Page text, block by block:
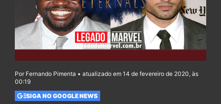
Por Fernando Pimenta • atualizado em 14 de fevereiro de 2020, às
00:19
SIGA NO GOOGLE NEWS